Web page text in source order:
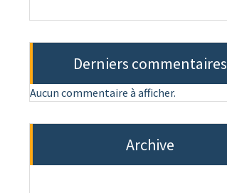
Derniers commentaires
Aucun commentaire à afficher.
Archive